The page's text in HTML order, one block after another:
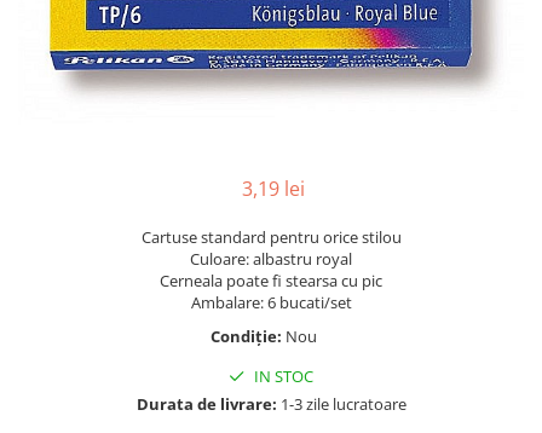
Creioane mecanice
Mine pentru creioane mecanice
Ascutitori
Mine pentru pixuri
Markere & Textmarkere
Markere tabla alba/whiteboard
3,19 lei
Cartuse standard pentru orice stilou
Culoare: albastru royal
Cerneala poate fi stearsa cu pic
Ambalare: 6 bucati/set
Condiție: Nou
IN STOC
Durata de livrare: 1-3 zile lucratoare